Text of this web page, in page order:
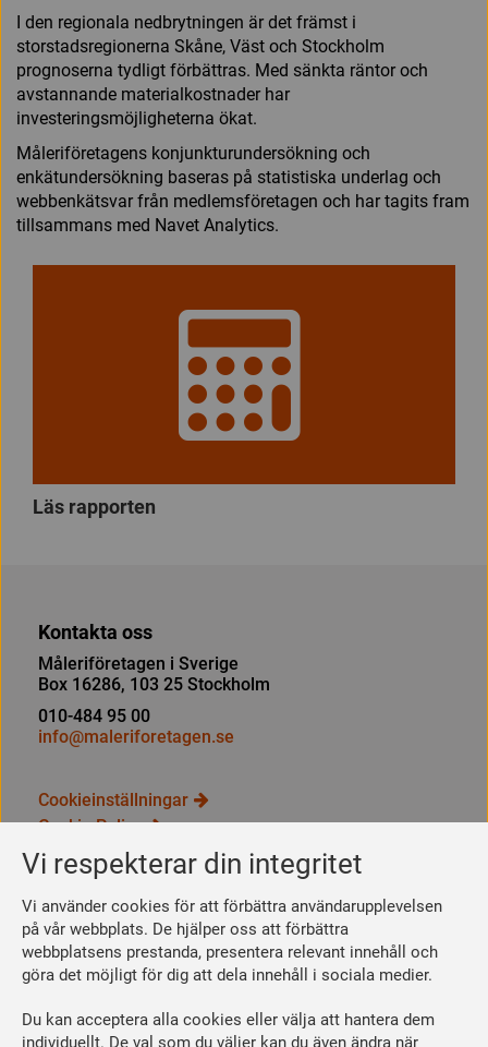
Vi respekterar din integritet
Vi använder cookies för att förbättra användarupplevelsen
på vår webbplats. De hjälper oss att förbättra
webbplatsens prestanda, presentera relevant innehåll och
göra det möjligt för dig att dela innehåll i sociala medier.
Du kan acceptera alla cookies eller välja att hantera dem
individuellt. De val som du väljer kan du även ändra när
I den regionala nedbrytningen är det främst i
storstadsregionerna Skåne, Väst och Stockholm
prognoserna tydligt förbättras. Med sänkta räntor och
avstannande materialkostnader har
investeringsmöjligheterna ökat.
Måleriföretagens konjunkturundersökning och
enkätundersökning baseras på statistiska underlag och
webbenkätsvar från medlemsföretagen och har tagits fram
tillsammans med Navet Analytics.
Läs rapporten
Kontakta oss
Måleriföretagen i Sverige
Box 16286, 103 25 Stockholm
010-484 95 00
info@maleriforetagen.se
Cookieinställningar
Cookie Policy
Integritetspolicy
Bli medlem
Så här blir du medlem
Se dina förmåner
Räkna ut din medlemsavgift
Följ oss